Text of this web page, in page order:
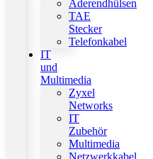
Aderendhülsen
TAE
Stecker
Telefonkabel
IT
und
Multimedia
Zyxel
Networks
IT
Zubehör
Multimedia
Netzwerkkabel